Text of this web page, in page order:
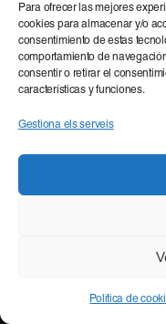
Para ofrecer las mejores
cookies para almacenar y/o
consentimiento de estas
comportamiento de
consentir o retirar el
características y funciones.
Gestiona els serveis
Política de
en un
Desenvolupem
i fer que la teva